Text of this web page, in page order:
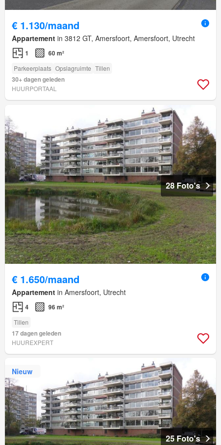
€ 1.130/maand
Appartement in 3812 GT, Amersfoort, Amersfoort, Utrecht
1 60 m²
Parkeerplaats Opslagruimte Tillen
30+ dagen geleden
HUURPORTAAL
28 Foto's
€ 1.650/maand
Appartement in Amersfoort, Utrecht
4 96 m²
Tillen
17 dagen geleden
HUUREXPERT
Nieuw
25 Foto's